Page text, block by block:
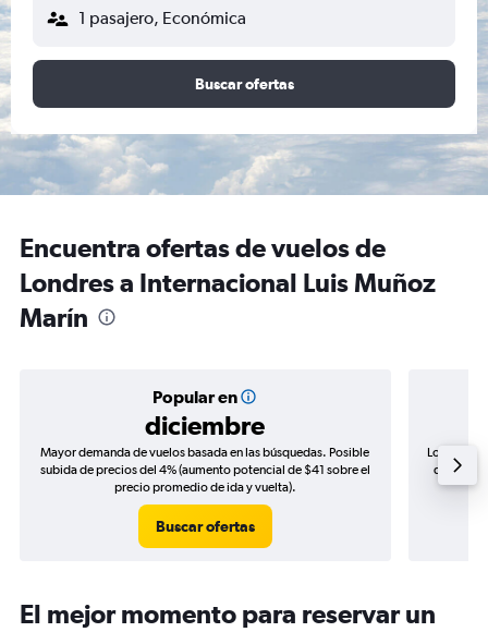
1 pasajero, Económica
Buscar ofertas
Encuentra ofertas de vuelos de
Londres a Internacional Luis Muñoz
Marín
Popular en
diciembre
Mayor demanda de vuelos basada en las búsquedas. Posible
subida de precios del 4% (aumento potencial de $41 sobre el
precio promedio de ida y vuelta).
Buscar ofertas
Los
de
El mejor momento para reservar un